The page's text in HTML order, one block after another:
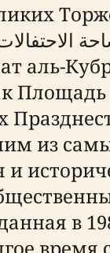
аль-
Площадь
из
в